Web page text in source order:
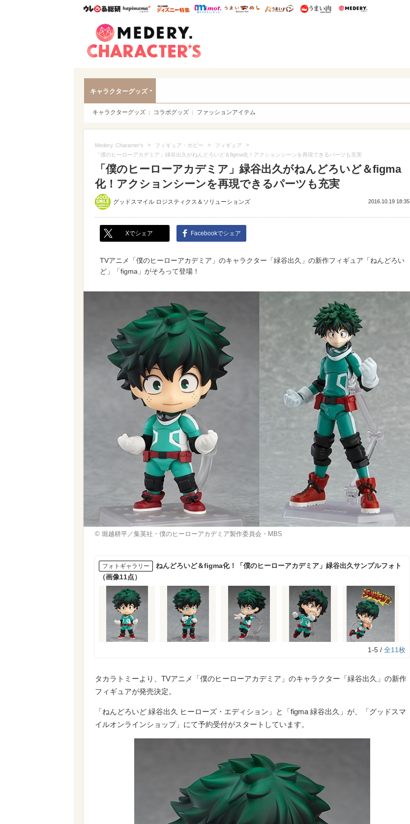
ウレぴあ総研ハピママ* ウレぴあ総研 ディズニー特集
mimot. うまいめし うまいパン うまい肉
キャラクターグッズ
キャラクターグッズ コラボグッズ ファッションアイテム
Medery. Character's > フィギュア・ホビー > フィギュア >
「僕のヒーローアカデミア」緑谷出久がねんどろいど＆figma化！アクションシーンを再現できるパーツも充実
「僕のヒーローアカデミア」緑谷出久がねんどろいど＆figma
化！アクションシーンを再現できるパーツも充実
グッドスマイル ロジスティクス＆ソリューションズ 2016.10.19 18:35
Xでシェア Facebookでシェア
TVアニメ「僕のヒーローアカデミア」のキャラクター「緑谷出久」の新作フィギュア「ねんどろい
ど」「figma」がそろって登場！
© 堀越耕平／集英社・僕のヒーローアカデミア製作委員会・MBS
フォトギャラリー
ねんどろいど＆figma化！「僕のヒーローアカデミア」緑谷出久サンプルフォト
（画像11点）
1-5 / 全11枚
タカラトミーより、TVアニメ「僕のヒーローアカデミア」のキャラクター「緑谷出久」の新作
フィギュアが発売決定。
「ねんどろいど 緑谷出久 ヒーローズ・エディション」と「figma 緑谷出久」が、「グッドスマ
イルオンラインショップ」にて予約受付がスタートしています。